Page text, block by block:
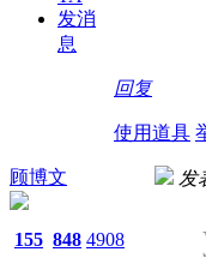
发消
息
回复
使用道具
顾博文
155 848 4908
发